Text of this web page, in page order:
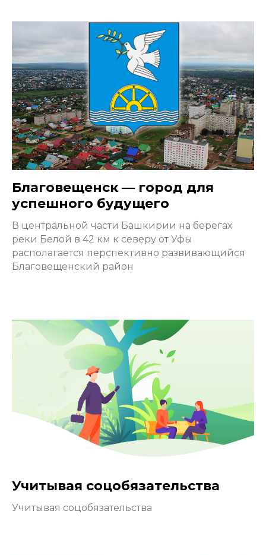
Благовещенск — город для
успешного будущего
В центральной части Башкирии на берегах
реки Белой в 42 км к северу от Уфы
располагается перспективно развивающийся
Благовещенский район
Учитывая соцобязательства
Учитывая соцобязательства